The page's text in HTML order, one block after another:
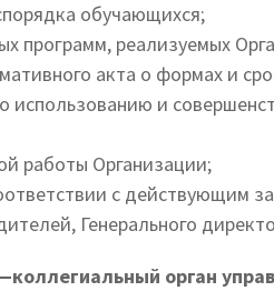
обучающихся;
программ, реализуемых
акта о формах и
использованию и
работы Организации;
с действующим
Генерального
орган